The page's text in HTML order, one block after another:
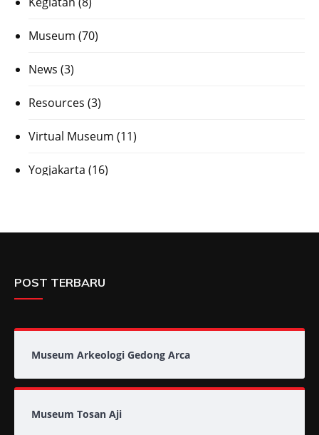
Museum (70)
News (3)
Resources (3)
Virtual Museum (11)
Yogjakarta (16)
POST TERBARU
Museum Arkeologi Gedong Arca
Museum Tosan Aji